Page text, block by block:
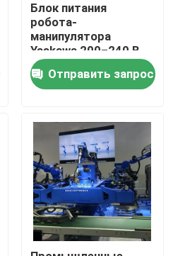
Блок питания
робота-
манипулятора
Yaskawa 200–240 В
переменного тока с
1-летней гарантией
на основные
Отправить запрос